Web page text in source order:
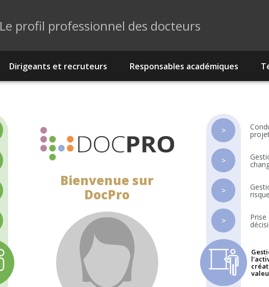
Le profil professionnel des docteurs
Dirigeants et recruteurs Responsables académiques
Bienvenue sur
DocPro
>
>
>
> Prise